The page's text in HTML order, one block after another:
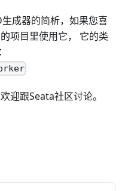
成器的简析，如果您喜
项目里使用它， 它的类
迎跟Seata社区讨论。